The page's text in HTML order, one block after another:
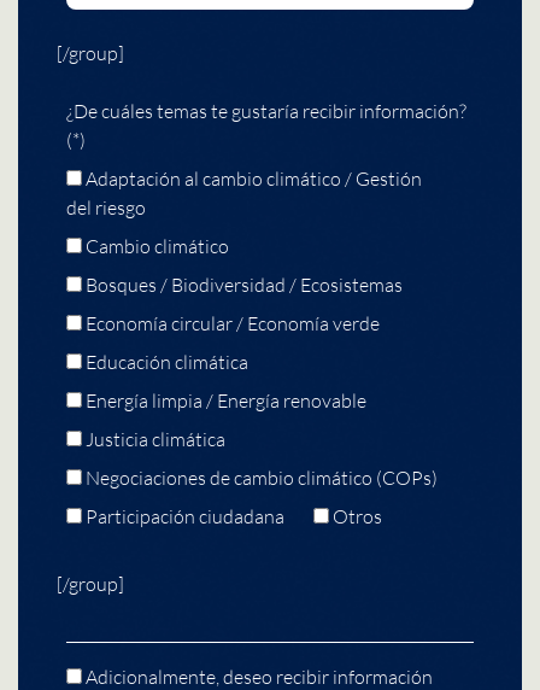
[/group]
¿De cuáles temas te gustaría recibir información?
(*)
Adaptación al cambio climático / Gestión
del riesgo
Cambio climático
Bosques / Biodiversidad / Ecosistemas
Economía circular / Economía verde
Educación climática
Energía limpia / Energía renovable
Justicia climática
Negociaciones de cambio climático (COPs)
Participación ciudadana
Otros
[/group]
Adicionalmente, deseo recibir información